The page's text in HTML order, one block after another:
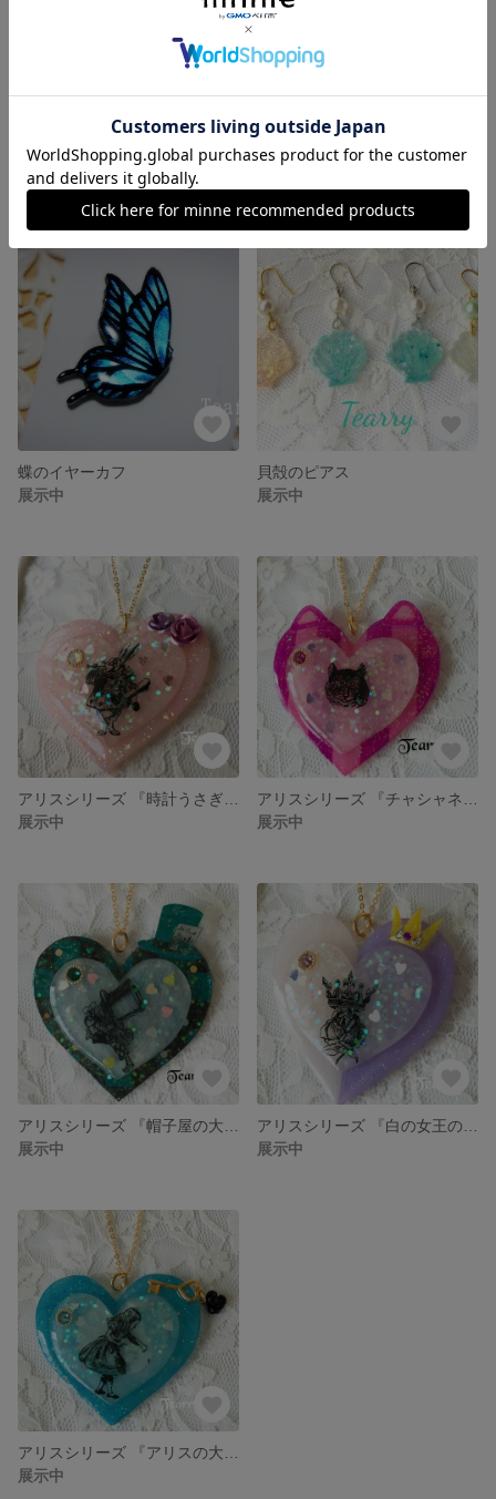
こんがりバタートースト ピアス
展示中
苺ジャム&トースト ピアス
展示中
蝶のイヤーカフ
展示中
貝殻のピアス
展示中
展示中
展示中
展示中
展示中
展示中